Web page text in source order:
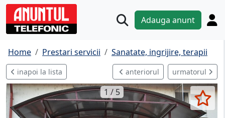
Adauga anunt
Home Prestari servicii Sanatate, ingrijire, terapii
inapoi la lista anteriorul urmatorul
1 / 5